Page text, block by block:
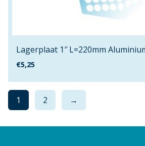
Lagerplaat 1″ L=220mm
€5,25
1 2 →